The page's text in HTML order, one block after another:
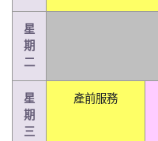
星
期
二
星
期
三
產前服務